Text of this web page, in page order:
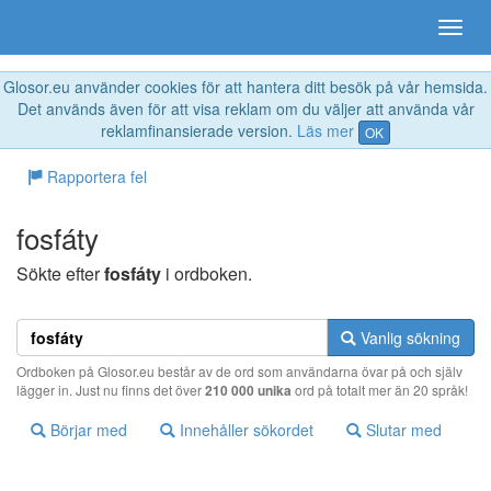
Glosor.eu använder cookies för att hantera ditt besök på vår hemsida.
Det används även för att visa reklam om du väljer att använda vår
reklamfinansierade version. Läs mer OK
Rapportera fel
fosfáty
Sökte efterfosfáty i ordboken.
Vanlig sökning
Ordboken på Glosor.eu består av de ord som användarna övar på och själv
lägger in. Just nu finns det över210 000 unika ord på totalt mer än 20 språk!
Börjar med Innehåller sökordet Slutar med